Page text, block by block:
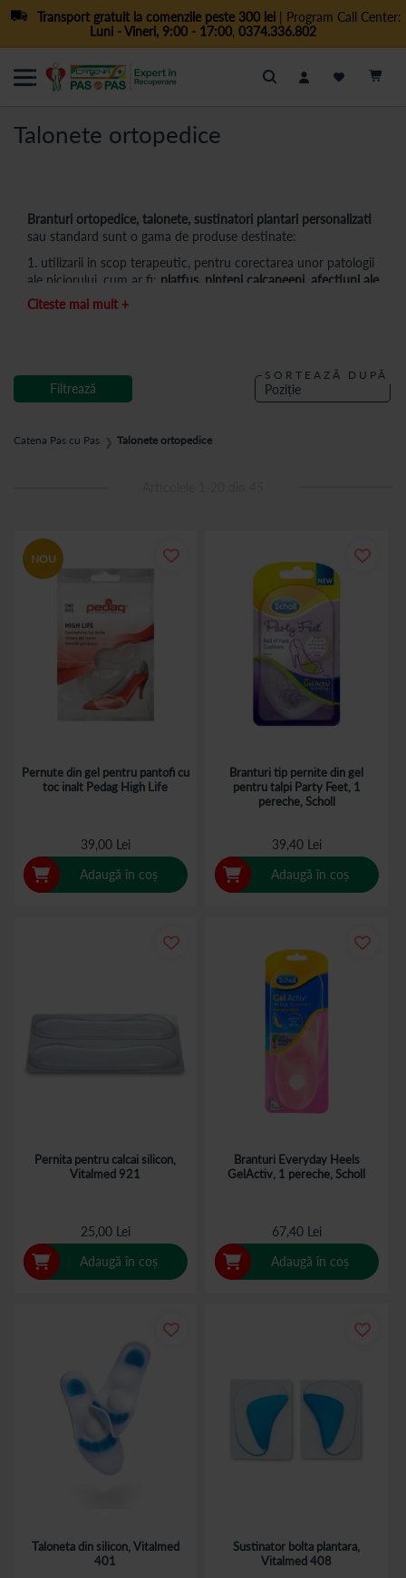
Transport gratuit la comenzile peste 300 lei| Program Call Center:
Luni - Vineri, 9:00 - 17:00, 0374.336.802
Cautare
Talonete ortopedice
Branturi ortopedice, talonete, sustinatori plantari personalizati
sau standard sunt o gama de produse destinate:
1. utilizarii in scop terapeutic, pentru corectarea unor patologii
ale piciorului, cum ar fi: platfus, pinteni calcaneeni, afectiuni ale
tendonului lui Achile
amelioreaza durerile prin distributia egala a greutatii corpului.
Sunt ideale pentru femeile insarcinate, imbunatatesc circulatia
3. in cazul sportivilor, imbunatatesc performanta si amelioreaza
(coloana vertebrala de exemplu).
Citeste mai mult +
Catena Pas cu Pas ❯ Talonete ortopedice
SORTEAZĂ DUPĂ
NOU
Pernute din gel pentru pantofi cu
toc inalt Pedag High Life
39,00 Lei
Adaugă în coș
Branturi tip pernite din gel
pentru talpi Party Feet, 1
pereche, Scholl
39,40 Lei
Adaugă în coș
Pernita pentru calcai silicon,
Vitalmed 921
25,00 Lei
Adaugă în coș
Branturi Everyday Heels
GelActiv, 1 pereche, Scholl
67,40 Lei
Adaugă în coș
Taloneta din silicon, Vitalmed
401
Sustinator bolta plantara,
Vitalmed 408
Filtrează